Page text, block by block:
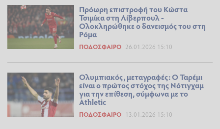
Πρόωρη επιστροφή του Κώστα
Τσιμίκα στη Λίβερπουλ -
Ολοκληρώθηκε ο δανεισμός του στη
Ρόμα
ΠΟΔΌΣΦΑΙΡΟ 26.01.2026 15:10
Ολυμπιακός, μεταγραφές: Ο Ταρέμι
είναι ο πρώτος στόχος της Νότιγχαμ
για την επίθεση, σύμφωνα με το
Athletic
ΠΟΔΌΣΦΑΙΡΟ 13.01.2026 15:10